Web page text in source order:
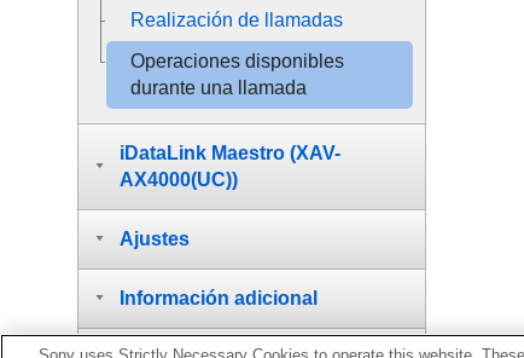
Realización de llamadas
Operaciones disponibles
durante una llamada
iDataLink Maestro (XAV-
AX4000(UC))
Ajustes
Información adicional